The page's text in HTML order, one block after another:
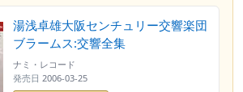
湯浅卓雄大阪センチュリー交響楽団
ブラームス:交響全集
ナミ・レコード
発売日 2006-03-25